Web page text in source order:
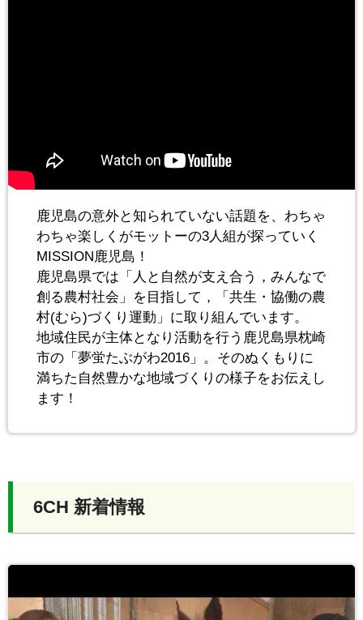
鹿児島の意外と知られていない話題を、わちゃ
わちゃ楽しくがモットーの3人組が探っていく
MISSION鹿児島！
鹿児島県では「人と自然が支え合う，みんなで
創る農村社会」を目指して，「共生・協働の農
村(むら)づくり運動」に取り組んでいます。
地域住民が主体となり活動を行う鹿児島県枕崎
市の「夢蛍たぶがわ2016」。そのぬくもりに
満ちた自然豊かな地域づくりの様子をお伝えし
ます！
6CH 新着情報